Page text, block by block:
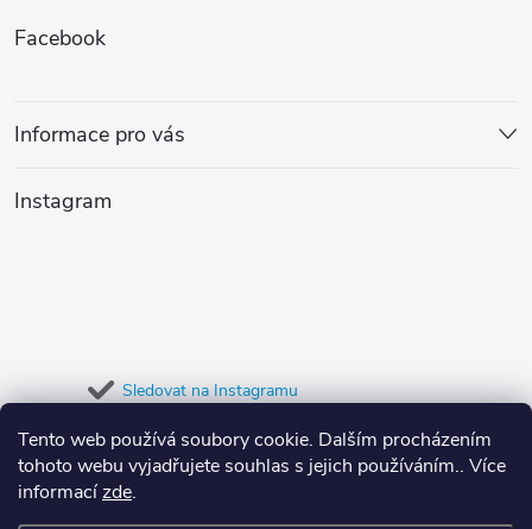
Tento web používá soubory cookie. Dalším procházením
tohoto webu vyjadřujete souhlas s jejich používáním.. Více
informacízde.
p
a
Facebook
Informace pro vás
Instagram
Sledovat na Instagramu
Přijímáme online platby